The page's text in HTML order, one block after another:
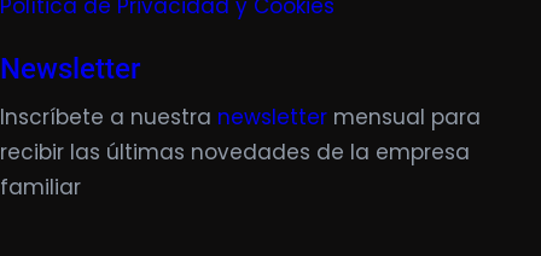
Política de Privacidad y Cookies
Newsletter
Inscríbete a nuestra newsletter mensual para
recibir las últimas novedades de la empresa
familiar